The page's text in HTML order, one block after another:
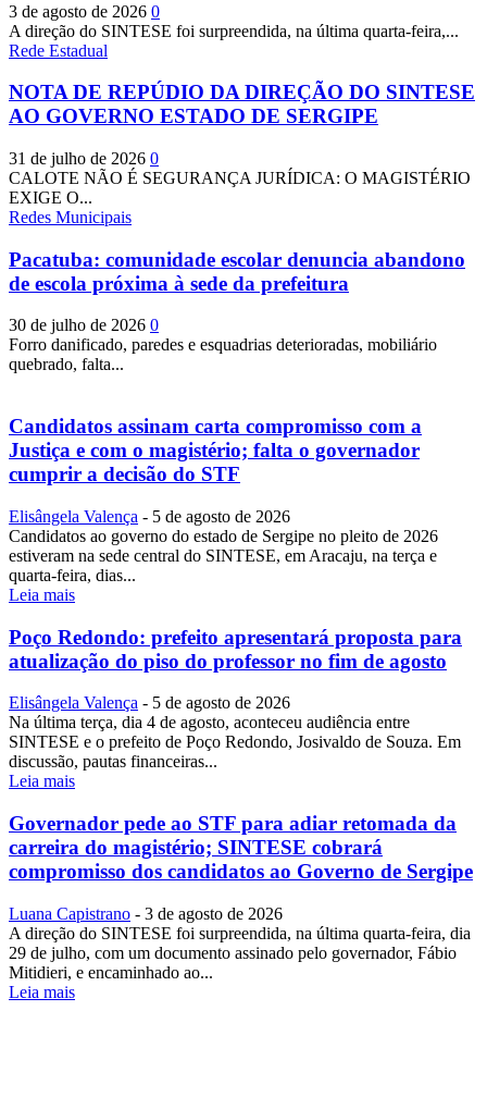
3 de agosto de 2026 0
A direção do SINTESE foi surpreendida, na última quarta-feira,...
Rede Estadual
NOTA DE REPÚDIO DA DIREÇÃO DO SINTESE
AO GOVERNO ESTADO DE SERGIPE
31 de julho de 2026 0
CALOTE NÃO É SEGURANÇA JURÍDICA: O MAGISTÉRIO
EXIGE O...
Redes Municipais
Pacatuba: comunidade escolar denuncia abandono
de escola próxima à sede da prefeitura
30 de julho de 2026 0
Forro danificado, paredes e esquadrias deterioradas, mobiliário
quebrado, falta...
Candidatos assinam carta compromisso com a
Justiça e com o magistério; falta o governador
cumprir a decisão do STF
Elisângela Valença - 5 de agosto de 2026
Candidatos ao governo do estado de Sergipe no pleito de 2026
estiveram na sede central do SINTESE, em Aracaju, na terça e
quarta-feira, dias...
Leia mais
Poço Redondo: prefeito apresentará proposta para
atualização do piso do professor no fim de agosto
Elisângela Valença - 5 de agosto de 2026
Na última terça, dia 4 de agosto, aconteceu audiência entre
SINTESE e o prefeito de Poço Redondo, Josivaldo de Souza. Em
discussão, pautas financeiras...
Leia mais
Governador pede ao STF para adiar retomada da
carreira do magistério; SINTESE cobrará
compromisso dos candidatos ao Governo de Sergipe
Luana Capistrano - 3 de agosto de 2026
A direção do SINTESE foi surpreendida, na última quarta-feira, dia
29 de julho, com um documento assinado pelo governador, Fábio
Mitidieri, e encaminhado ao...
Leia mais